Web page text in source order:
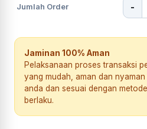
Jumlah Order -
Jaminan 100% Aman
Pelaksanaan proses transaksi
yang mudah, aman dan
anda dan sesuai dengan
berlaku.